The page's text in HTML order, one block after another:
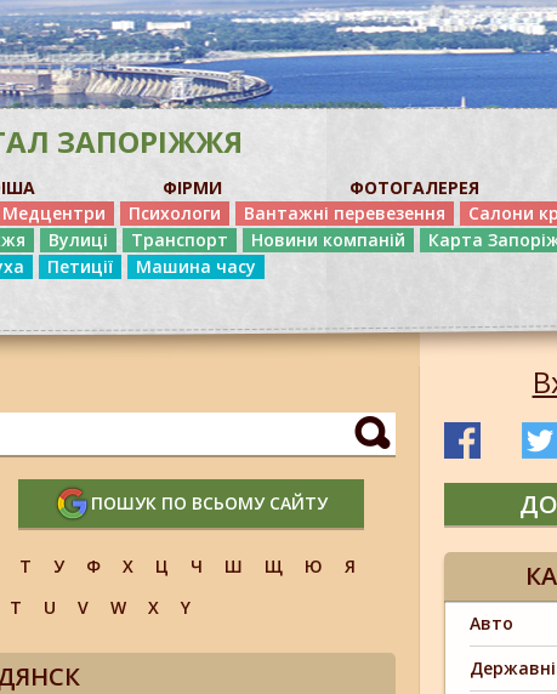
ЗАПОРІЖЖЯ
ФІРМИ ФОТОГАЛЕРЕЯ
Медцентри Психологи Вантажні перевезення Салони
Вулиці Транспорт Новини компаній
Карта
Петиції Машина часу
ПОШУК ПО ВСЬОМУ САЙТУ
Т У Ф Х Ц Ч Ш Щ Ю
Я
T U V W X Y
Авто